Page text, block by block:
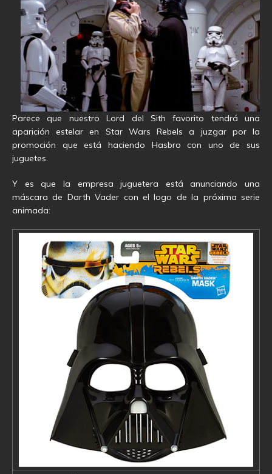
Parece que nuestro Lord del Sith favorito tendrá una
aparición estelar en Star Wars Rebels a juzgar por la
promoción que está haciendo Hasbro con uno de sus
juguetes.
Y es que la empresa juguetera está anunciando una
máscara de Darth Vader con el logo de la próxima serie
animada: